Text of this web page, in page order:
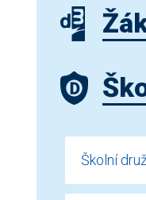
Školní